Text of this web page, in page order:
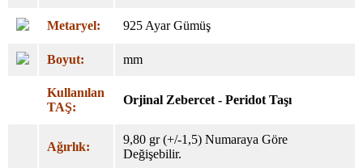
Metaryel: 925 Ayar Gümüş
Boyut: mm
Kullanılan
TAŞ:
Orjinal Zebercet - Peridot Taşı
Ağırlık:
9,80 gr (+/-1,5) Numaraya Göre
Değişebilir.